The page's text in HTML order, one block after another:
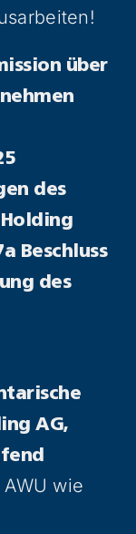
über
des
Beschluss
des
AG,
wie